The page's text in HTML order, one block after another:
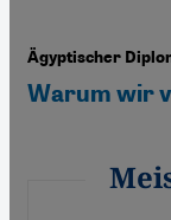
Ägyptischer
Warum wir